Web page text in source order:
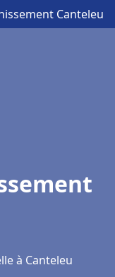
Canteleu
à Canteleu